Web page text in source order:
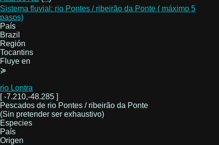
Sistema fluvial: rio Pontes / ribeirão da Ponte ( máximo 5
pasos)
País
Brazil
Región
Tocantins
Fluye en
≽
rio Lontra
[ -7.210,-48.285 ]
Pescados de rio Pontes / ribeirão da Ponte
(Sin pretender ser exhaustivo)
Especies
País
Origen